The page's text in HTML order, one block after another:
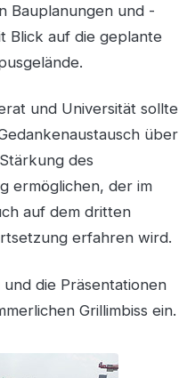
Bauplanungen und -
Blick auf die geplante
und Universität sollte
über
des
ermöglichen, der im
auf dem dritten
erfahren wird.
die Präsentationen
Grillimbiss ein.